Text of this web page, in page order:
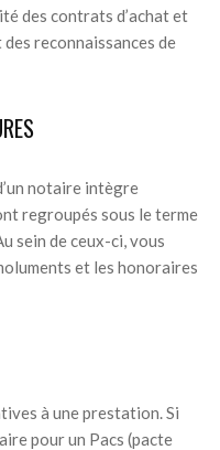
des contrats d’achat et
reconnaissances de
notaire intègre
regroupés sous le terme
sein de ceux-ci, vous
et les honoraires
à une prestation. Si
pour un Pacs (pacte